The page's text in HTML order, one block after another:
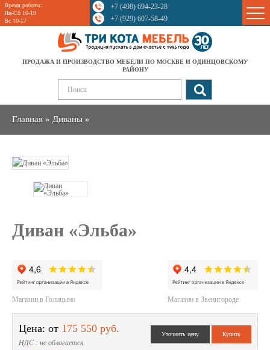
Время работы:
Пн-Сб 10-19
Вс 10-17
+7 (498) 694-23-28
+7 (929) 607-58-49
ПРОДАЖА И ПРОИЗВОДСТВО МЕБЕЛИ ПО МОСКВЕ И ОДИНЦОВСКОМУ
РАЙОНУ
Главная » Диваны »
Sale
Диван «Эльба»
Магазин в Голицыно Магазин в Звенигороде
Цена: от 175 550 руб.
НДС : не облагается